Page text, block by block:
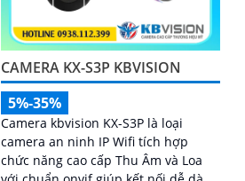
CAMERA KX-S3P KBVISION
5%-35%
Camera kbvision KX-S3P là loại
camera an ninh IP Wifi tích hợp
chức năng cao cấp Thu Âm và Loa